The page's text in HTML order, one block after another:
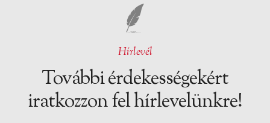
Hírlevél
További érdekességekért
iratkozzon fel hírlevelünkre!